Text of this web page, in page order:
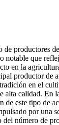
de productores
notable que
en la
productor de
en el
alta calidad. En
de este tipo de
por una
número de